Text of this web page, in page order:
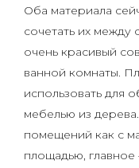
Оба материала
сочетать их между
очень красивый
ванной комнаты.
использовать для
мебелью из
помещений как с
площадью,